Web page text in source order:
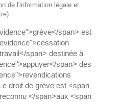
de l'information légale et
span> est
span> destinée à
span> des
droit de grève est <span
</span>aux <span